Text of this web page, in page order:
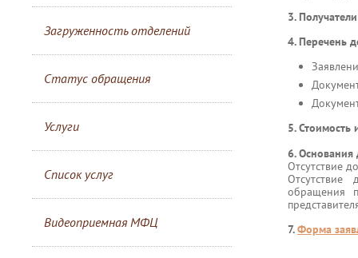
Загруженность отделений
Статус обращения
Услуги
Список услуг
Видеоприемная МФЦ
3.
4. Перечень
5.
6. Основания
Отсутствие
Отсутствие
обращения
7.Форма